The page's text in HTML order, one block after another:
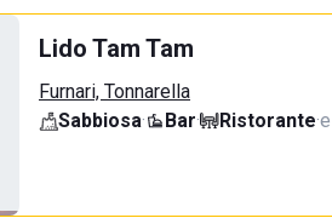
Lido Tam Tam
Furnari, Tonnarella
Sabbiosa· Bar· Ristorante·